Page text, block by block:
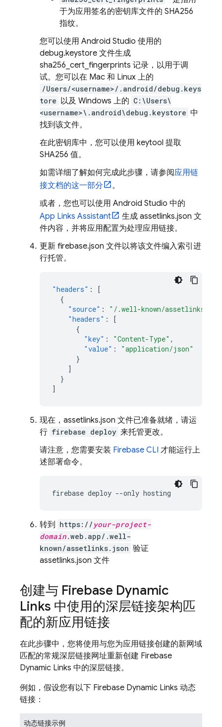
于为应用签名的密钥库文件的 SHA256
指纹。
您可以使用 Android Studio 使用的
debug.keystore 文件生成
sha256_cert_fingerprints 记录，以用于调
试。您可以在 Mac 和 Linux 上的
/Users/<username>/.android/debug.keys
tore 以及 Windows 上的 C:\Users\
<username>\.android\debug.keystore 中
找到该文件。
在此密钥库中，您可以使用 keytool 提取
SHA256 值。
如需详细了解如何完成此步骤，请参阅应用链
接文档的这一部分
。
或者，您也可以使用 Android Studio 中的
App Links Assistant
生成 assetlinks.json 文
件内容，并将应用配置为处理应用链接。
更新 firebase.json 文件以将该文件编入索引进
行托管。
"headers" :
[
{
"source" :
"/.well-known/
"headers" :
[
{
"key" : "Content-Type" ,
"value" :
"application/json"
}
]
}
]
现在，assetlinks.json 文件已准备就绪，请运
行 firebase deploy 来托管更改。
请注意，您需要安装 Firebase CLI 才能运行上
述部署命令。
转到 https:// your-project-
domain.web.app/.well-
known/assetlinks.json 验证
assetlinks.json 文件
创建与 Firebase Dynamic
Links 中使用的深层链接架构匹
配的新应用链接
在此步骤中，您将使用与您为应用链接创建的新网域
匹配的常规深层链接网址重新创建 Firebase
Dynamic Links 中的深层链接。
例如，假设您有以下 Firebase Dynamic Links 动态
链接：
动态链接示例